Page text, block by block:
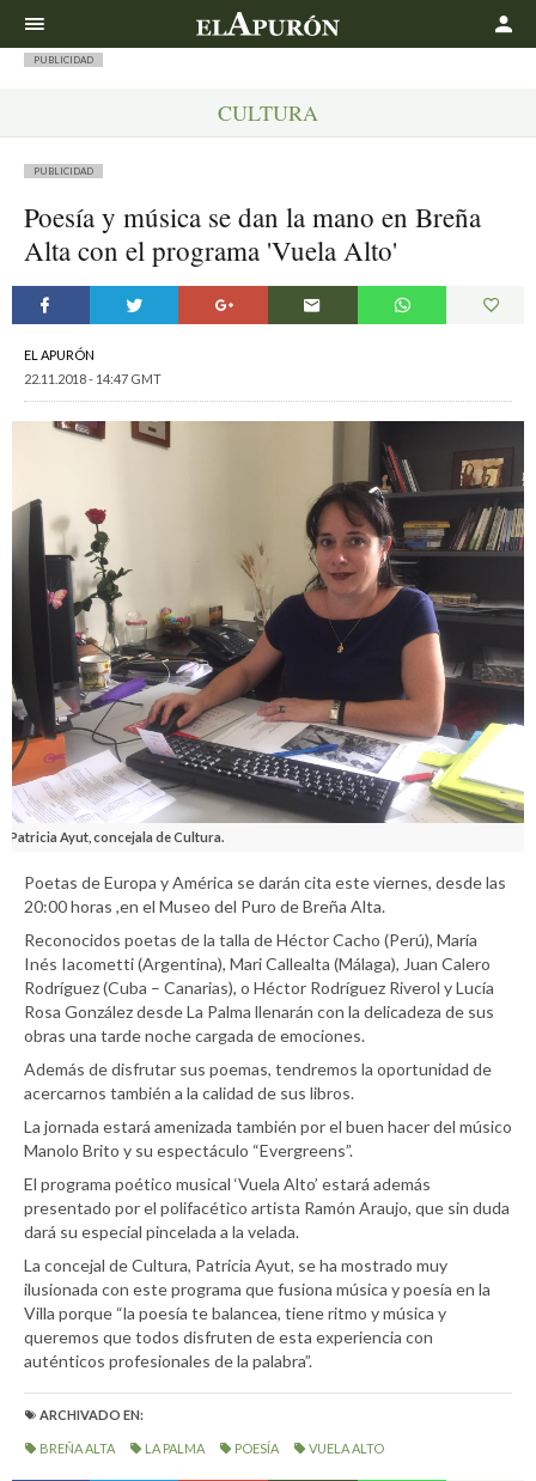
PUBLICIDAD
CULTURA
PUBLICIDAD
Poesía y música se dan la mano en Breña
Alta con el programa 'Vuela Alto'
EL APURÓN
22.11.2018 - 14:47 GMT
Patricia Ayut, concejala de Cultura.
Poetas de Europa y América se darán cita este viernes, desde las
20:00 horas ,en el Museo del Puro de Breña Alta.
Reconocidos poetas de la talla de Héctor Cacho (Perú), María
Inés Iacometti (Argentina), Mari Callealta (Málaga), Juan Calero
Rodríguez (Cuba – Canarias), o Héctor Rodríguez Riverol y Lucía
Rosa González desde La Palma llenarán con la delicadeza de sus
obras una tarde noche cargada de emociones.
Además de disfrutar sus poemas, tendremos la oportunidad de
acercarnos también a la calidad de sus libros.
La jornada estará amenizada también por el buen hacer del músico
Manolo Brito y su espectáculo “Evergreens”.
El programa poético musical ‘Vuela Alto’ estará además
presentado por el polifacético artista Ramón Araujo, que sin duda
dará su especial pincelada a la velada.
La concejal de Cultura, Patricia Ayut, se ha mostrado muy
ilusionada con este programa que fusiona música y poesía en la
Villa porque “la poesía te balancea, tiene ritmo y música y
queremos que todos disfruten de esta experiencia con
auténticos profesionales de la palabra”.
ARCHIVADO EN:
BREÑA ALTA LA PALMA POESÍA VUELA ALTO